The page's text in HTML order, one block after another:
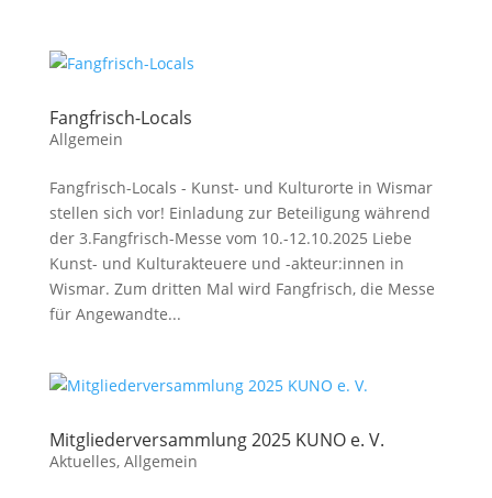
Fangfrisch-Locals
Allgemein
Fangfrisch-Locals - Kunst- und Kulturorte in Wismar
stellen sich vor! Einladung zur Beteiligung während
der 3.Fangfrisch-Messe vom 10.-12.10.2025 Liebe
Kunst- und Kulturakteuere und -akteur:innen in
Wismar. Zum dritten Mal wird Fangfrisch, die Messe
für Angewandte...
Mitgliederversammlung 2025 KUNO e. V.
Aktuelles, Allgemein